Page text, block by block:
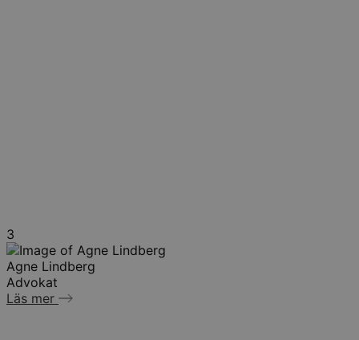
3
Agne Lindberg
Advokat
Läs mer